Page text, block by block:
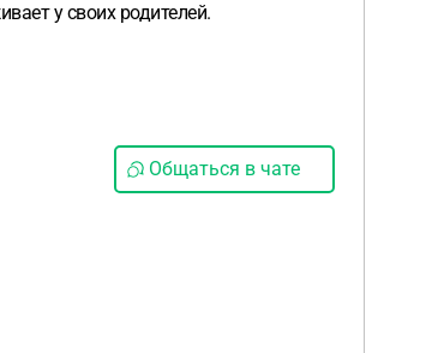
у своих родителей.
Общаться в чате